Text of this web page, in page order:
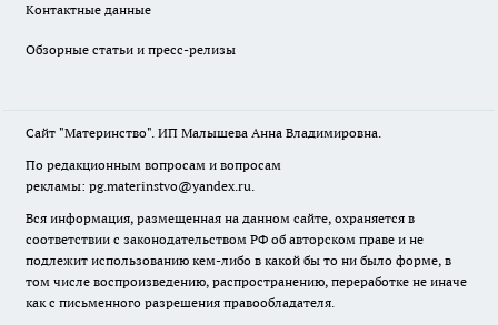
Контактные данные
Обзорные статьи и пресс-релизы
Сайт "Материнство". ИП Малышева Анна Владимировна.
По редакционным вопросам и вопросам
рекламы: pg.materinstvo@yandex.ru.
Вся информация, размещенная на данном сайте, охраняется в
соответствии с законодательством РФ об авторском праве и не
подлежит использованию кем-либо в какой бы то ни было форме, в
том числе воспроизведению, распространению, переработке не иначе
как с письменного разрешения правообладателя.